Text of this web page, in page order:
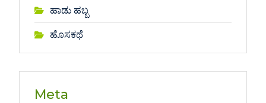
ಹಾಡು ಹಬ್ಬ
ಹೊಸಕಥೆ
Meta